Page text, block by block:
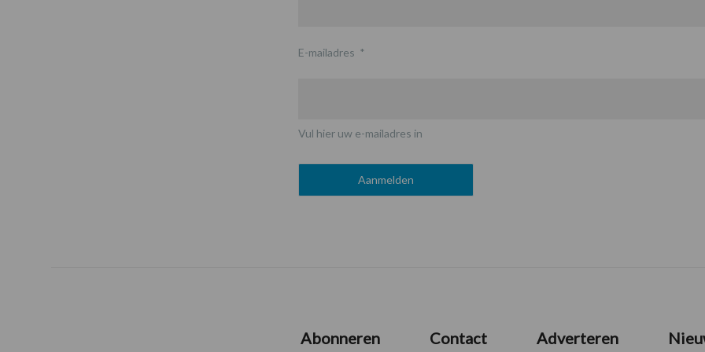
E-mailadres *
Vul hier uw e-mailadres in
Abonneren Contact Adverteren